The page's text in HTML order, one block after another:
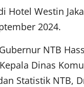
Hotel Westin
2024.
NTB
Dinas
Statistik NTB,